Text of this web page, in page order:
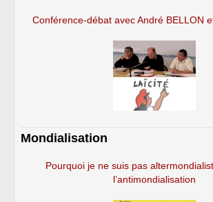
Conférence-débat avec André BELLON
Mondialisation
Pourquoi je ne suis pas
l’antimondialisation